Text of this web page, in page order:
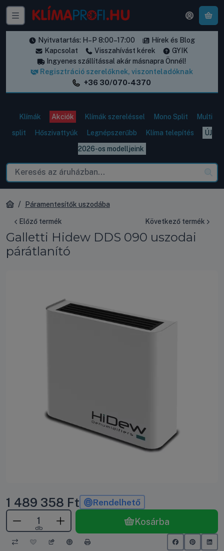
Nyitvatartás: H–P 8:00–17:00
Hírek és Blog
Kapcsolat
Visszahívást kérek
GYIK
Ingyenes szállítással akár másnapra Önnél!
Regisztráció szerelőknek, viszonteladóknak
+36 30/070-4370
Klímák Akciók Klímák szereléssel Mono Split
Multi
split
Hőszivattyúk Legnépszerűbb Klíma telepítés
ÚJ
2026-os modelljeink
Páramentesítők uszodába
Előző termék Következő termék
Galletti Hidew DDS 090 uszodai
párátlanító
1 489 358 Ft Rendelhető
db
Kosárba